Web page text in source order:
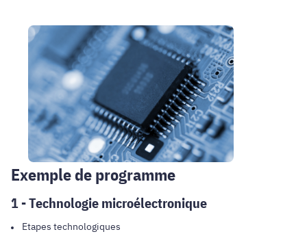
Exemple de programme
1 - Technologie microélectronique
Etapes technologiques